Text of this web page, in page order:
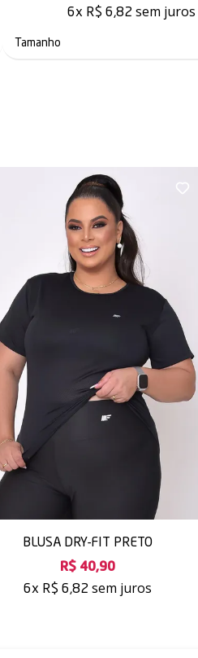
6x R$ 6,82 sem juros
BLUSA DRY-FIT PRETO
R$ 40,90
6x R$ 6,82 sem juros